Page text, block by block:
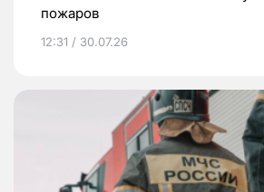
пожаров
12:31 / 30.07.26